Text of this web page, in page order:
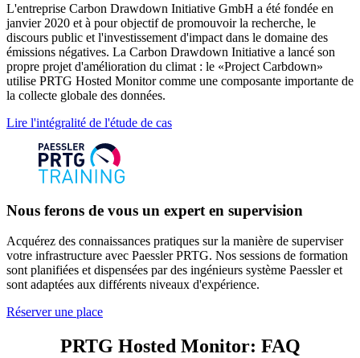
L'entreprise Carbon Drawdown Initiative GmbH a été fondée en
janvier 2020 et à pour objectif de promouvoir la recherche, le
discours public et l'investissement d'impact dans le domaine des
émissions négatives. La Carbon Drawdown Initiative a lancé son
propre projet d'amélioration du climat : le «Project Carbdown»
utilise PRTG Hosted Monitor comme une composante importante de
la collecte globale des données.
Lire l'intégralité de l'étude de cas
Nous ferons de vous un expert en supervision
Acquérez des connaissances pratiques sur la manière de superviser
votre infrastructure avec Paessler PRTG. Nos sessions de formation
sont planifiées et dispensées par des ingénieurs système Paessler et
sont adaptées aux différents niveaux d'expérience.
Réserver une place
PRTG Hosted Monitor: FAQ